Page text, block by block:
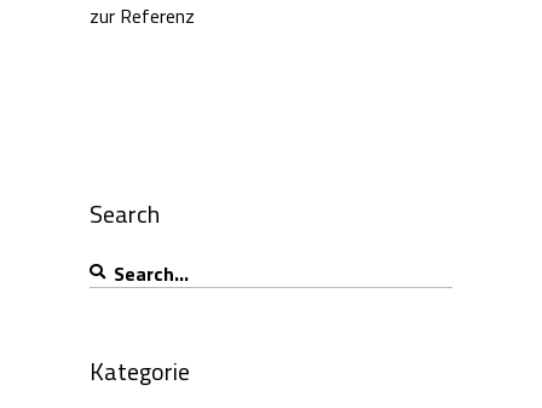
zur Referenz
Search
Search
for:
Kategorie